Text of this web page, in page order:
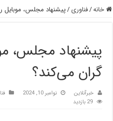
خانه/فناوری /‌پیشنهاد مجلس، موبایل
‌پیشنهاد مجلس،
گران می‌کند؟
خبرآنلاین نوامبر 10, 2024
29 بازدید